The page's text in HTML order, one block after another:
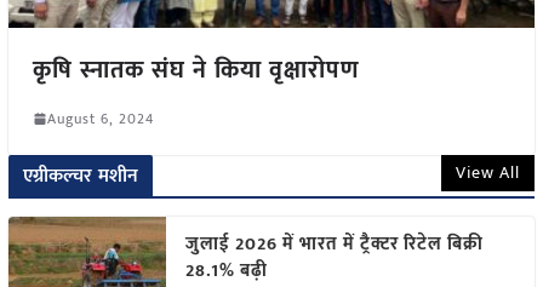
कृषि स्नातक संघ ने किया वृक्षारोपण
August 6, 2024
एग्रीकल्चर मशीन View All
जुलाई 2026 में भारत में ट्रैक्टर रिटेल बिक्री
28.1% बढ़ी